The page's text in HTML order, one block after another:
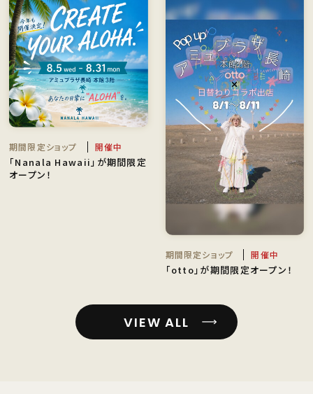
期間限定ショップ 開催中
「Nanala Hawaii」が期間限定
オープン！
期間限定ショップ 開催中
「otto」が期間限定オープン！
VIEW ALL